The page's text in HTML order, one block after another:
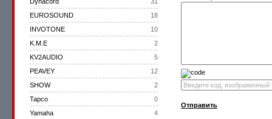
18
EUROSOUND
10
INVOTONE
2
K.M.E
5
KV2AUDIO
12
PEAVEY
2
SHOW
0
Tapco
4
Yamaha
Отправить